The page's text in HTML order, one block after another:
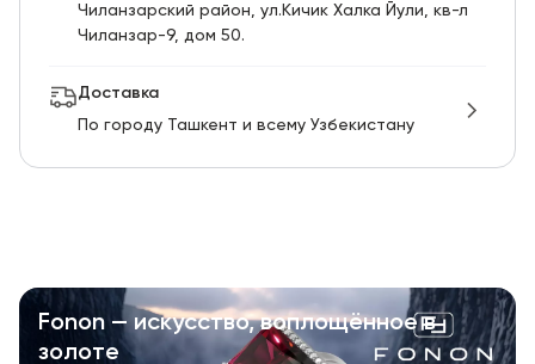
Чиланзарский pайон, ул.Кичик Халка Йули, кв-л
Чиланзар-9, дом 50.
Доставка
По городу Ташкент и всему Узбекистану
Fonon — искусство, воплощённое в
золоте